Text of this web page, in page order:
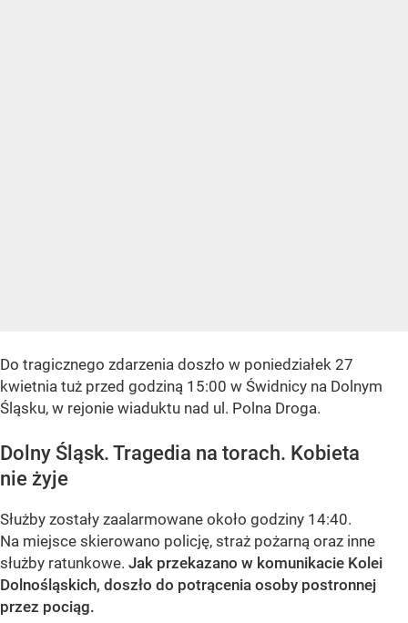
Do tragicznego zdarzenia doszło w poniedziałek 27
kwietnia tuż przed godziną 15:00 w Świdnicy na Dolnym
Śląsku, w rejonie wiaduktu nad ul. Polna Droga.
Dolny Śląsk. Tragedia na torach. Kobieta
nie żyje
Służby zostały zaalarmowane około godziny 14:40.
Na miejsce skierowano policję, straż pożarną oraz inne
służby ratunkowe. Jak przekazano w komunikacie Kolei
Dolnośląskich, doszło do potrącenia osoby postronnej
przez pociąg.